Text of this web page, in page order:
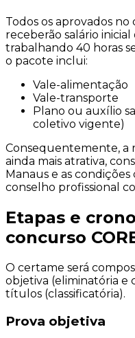
Todos os aprovados no
receberão salário inicial
trabalhando 40 horas
o pacote inclui:
Vale-alimentação
Vale-transporte
Plano ou auxílio
coletivo vigente)
Consequentemente, a
ainda mais atrativa,
Manaus e as
conselho profissional
Etapas e
concurso
O certame será
objetiva (eliminatória e
títulos (classificatória).
Prova objetiva